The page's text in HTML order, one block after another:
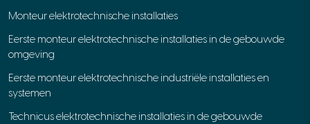
Monteur elektrotechnische installaties
Eerste monteur elektrotechnische installaties in de gebouwde
omgeving
Eerste monteur elektrotechnische industriële installaties en
systemen
Technicus elektrotechnische installaties in de gebouwde